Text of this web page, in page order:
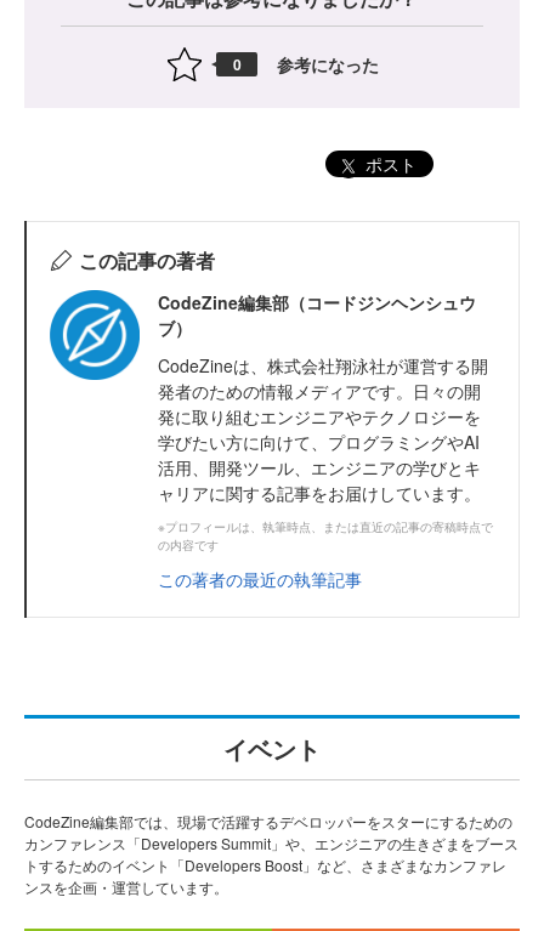
0 参考になった
ポスト
この記事の著者
CodeZine編集部（コードジンヘンシュウ
ブ）
CodeZineは、株式会社翔泳社が運営する開
発者のための情報メディアです。日々の開
発に取り組むエンジニアやテクノロジーを
学びたい方に向けて、プログラミングやAI
活用、開発ツール、エンジニアの学びとキ
ャリアに関する記事をお届けしています。
※プロフィールは、執筆時点、または直近の記事の寄稿時点で
の内容です
この著者の最近の執筆記事
イベント
CodeZine編集部では、現場で活躍するデベロッパーをスターにするための
カンファレンス「Developers Summit」や、エンジニアの生きざまをブース
トするためのイベント「Developers Boost」など、さまざまなカンファレ
ンスを企画・運営しています。